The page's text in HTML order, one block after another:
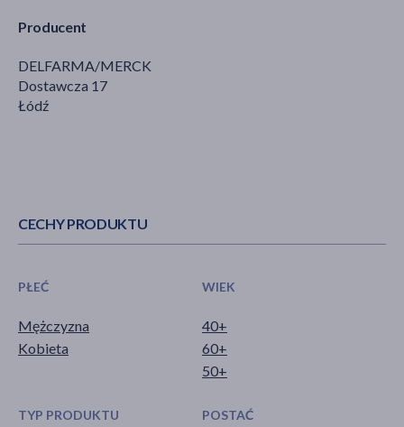
Producent
DELFARMA/MERCK
Dostawcza 17
Łódź
CECHY PRODUKTU
PŁEĆ
Mężczyzna
Kobieta
WIEK
40+
60+
50+
TYP PRODUKTU POSTAĆ